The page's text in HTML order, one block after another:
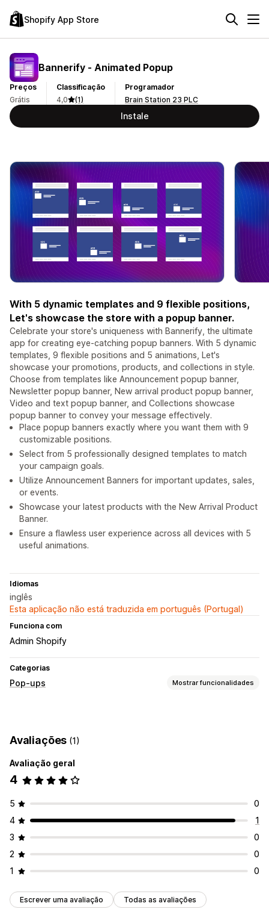
Shopify App Store
Bannerify ‑ Animated Popup
Preços
Grátis
Classificação
4,0
(1)
Programador
Brain Station 23 PLC
Instale
With 5 dynamic templates and 9 flexible positions,
Let's showcase the store with a popup banner.
Celebrate your store's uniqueness with Bannerify, the ultimate
app for creating eye-catching popup banners. With 5 dynamic
templates, 9 flexible positions and 5 animations, Let's
showcase your promotions, products, and collections in style.
Choose from templates like Announcement popup banner,
Newsletter popup banner, New arrival product popup banner,
Video and text popup banner, and Collections showcase
popup banner to convey your message effectively.
Place popup banners exactly where you want them with 9
customizable positions.
Select from 5 professionally designed templates to match
your campaign goals.
Utilize Announcement Banners for important updates, sales,
or events.
Showcase your latest products with the New Arrival Product
Banner.
Ensure a flawless user experience across all devices with 5
useful animations.
Idiomas
inglês
Esta aplicação não está traduzida em português (Portugal)
Funciona com
Admin Shopify
Categorias
Pop-ups Mostrar funcionalidades
Pop-ups de gestão
Modelos
Avaliações (1)
Avaliação geral
4
5
0
4
1
3
0
2
0
1
0
Escrever uma avaliação Todas as avaliações